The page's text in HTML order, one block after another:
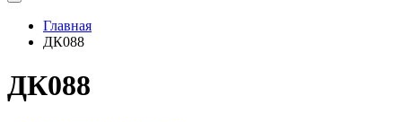
Главная
ДК088
ДК088